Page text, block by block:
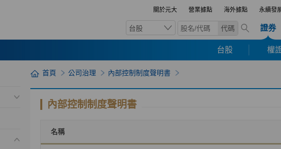
關於元大 營業據點 海外據點 永續發
台股 代碼 證券
台股 權
首頁 公司治理 內部控制制度聲明書
內部控制制度聲明書
名稱